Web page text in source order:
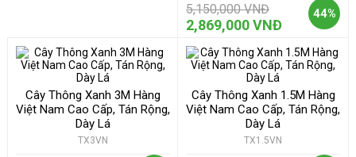
44%
5,150,000 VNĐ
2,869,000 VNĐ
Cây Thông Xanh 3M Hàng
Việt Nam Cao Cấp, Tán Rộng,
Dày Lá
TX3VN
Cây Thông Xanh 1.5M Hàng
Việt Nam Cao Cấp, Tán Rộng,
Dày Lá
TX1.5VN